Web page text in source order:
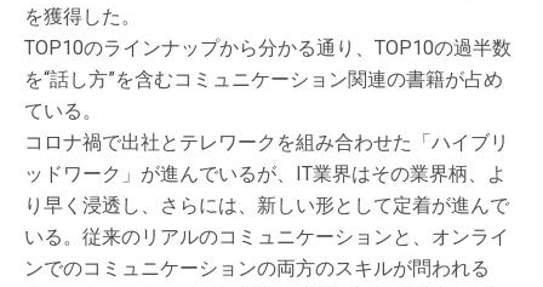
を獲得した。
TOP10のラインナップから分かる通り、TOP10の過半数
を“話し方”を含むコミュニケーション関連の書籍が占め
ている。
コロナ禍で出社とテレワークを組み合わせた「ハイブリ
ッドワーク」が進んでいるが、IT業界はその業界柄、よ
り早く浸透し、さらには、新しい形として定着が進んで
いる。従来のリアルのコミュニケーションと、オンライ
ンでのコミュニケーションの両方のスキルが問われる